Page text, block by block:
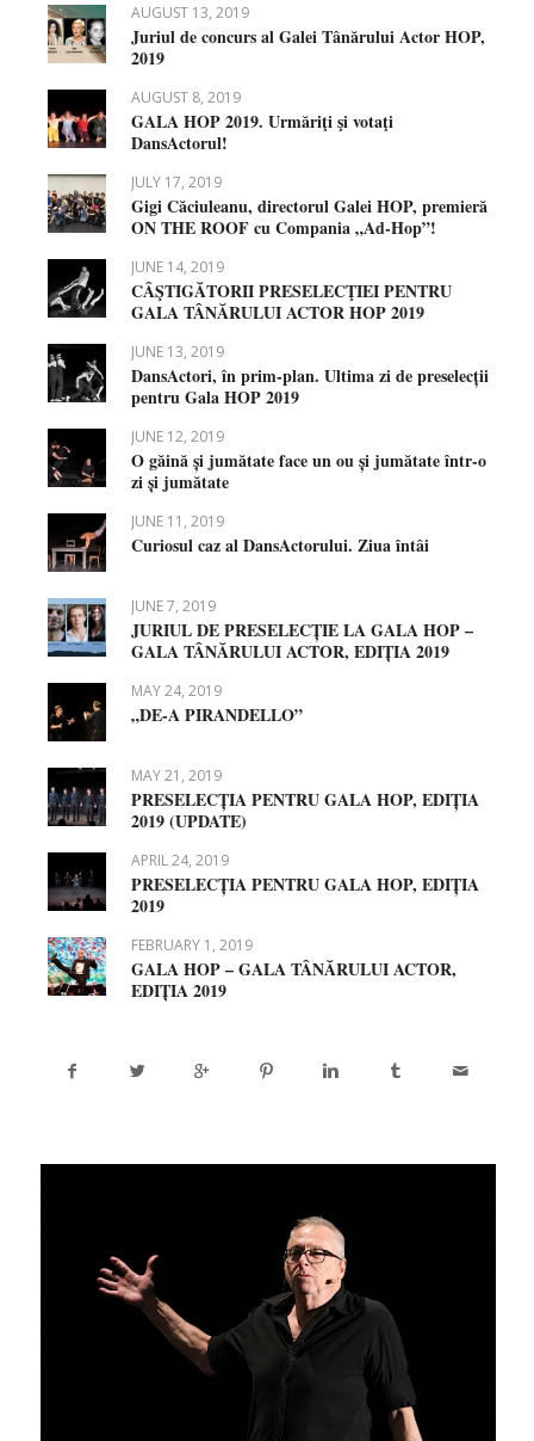
AUGUST 13, 2019
Juriul de concurs al Galei Tânărului Actor HOP,
2019
AUGUST 8, 2019
GALA HOP 2019. Urmăriţi şi votaţi
DansActorul!
JULY 17, 2019
Gigi Căciuleanu, directorul Galei HOP, premieră
ON THE ROOF cu Compania „Ad-Hop”!
JUNE 14, 2019
CÂŞTIGĂTORII PRESELECŢIEI PENTRU
GALA TÂNĂRULUI ACTOR HOP 2019
JUNE 13, 2019
DansActori, în prim-plan. Ultima zi de preselecții
pentru Gala HOP 2019
JUNE 12, 2019
O găină și jumătate face un ou și jumătate într-o
zi și jumătate
JUNE 11, 2019
Curiosul caz al DansActorului. Ziua întâi
JUNE 7, 2019
JURIUL DE PRESELECȚIE LA GALA HOP –
GALA TÂNĂRULUI ACTOR, EDIȚIA 2019
MAY 24, 2019
„DE-A PIRANDELLO”
MAY 21, 2019
PRESELECȚIA PENTRU GALA HOP, EDIȚIA
2019 (UPDATE)
APRIL 24, 2019
PRESELECȚIA PENTRU GALA HOP, EDIȚIA
2019
FEBRUARY 1, 2019
GALA HOP – GALA TÂNĂRULUI ACTOR,
EDIȚIA 2019